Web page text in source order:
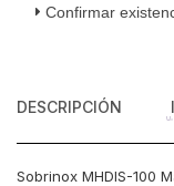
Confirmar
DESCRIPCIÓN
Sobrinox MHDIS-100